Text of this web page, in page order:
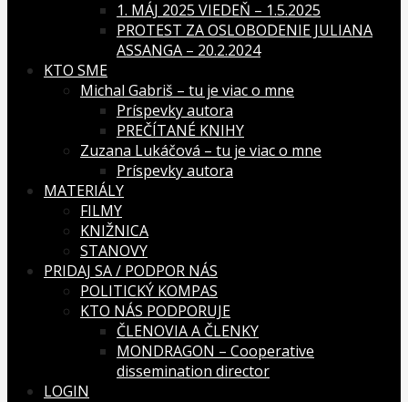
1. MÁJ 2025 VIEDEŇ – 1.5.2025
PROTEST ZA OSLOBODENIE JULIANA
ASSANGA – 20.2.2024
KTO SME
Michal Gabriš – tu je viac o mne
Príspevky autora
PREČÍTANÉ KNIHY
Zuzana Lukáčová – tu je viac o mne
Príspevky autora
MATERIÁLY
FILMY
KNIŽNICA
STANOVY
PRIDAJ SA / PODPOR NÁS
POLITICKÝ KOMPAS
KTO NÁS PODPORUJE
ČLENOVIA A ČLENKY
MONDRAGON – Cooperative
dissemination director
LOGIN